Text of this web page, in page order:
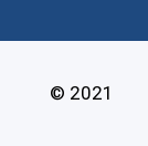
© 2021